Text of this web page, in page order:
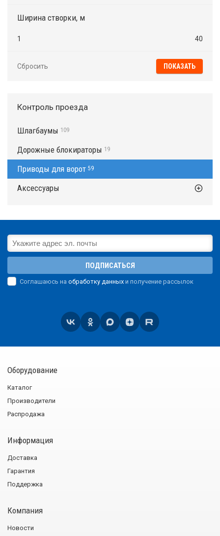
Ширина створки, м
1 40
Сбросить
Контроль проезда
Шлагбаумы 109
Дорожные блокираторы 19
Приводы для ворот 59
Аксессуары
ПОДПИСАТЬСЯ
Соглашаюсь на обработку данных и получение рассылок
Оборудование
Каталог
Производители
Распродажа
Информация
Доставка
Гарантия
Поддержка
Компания
Новости